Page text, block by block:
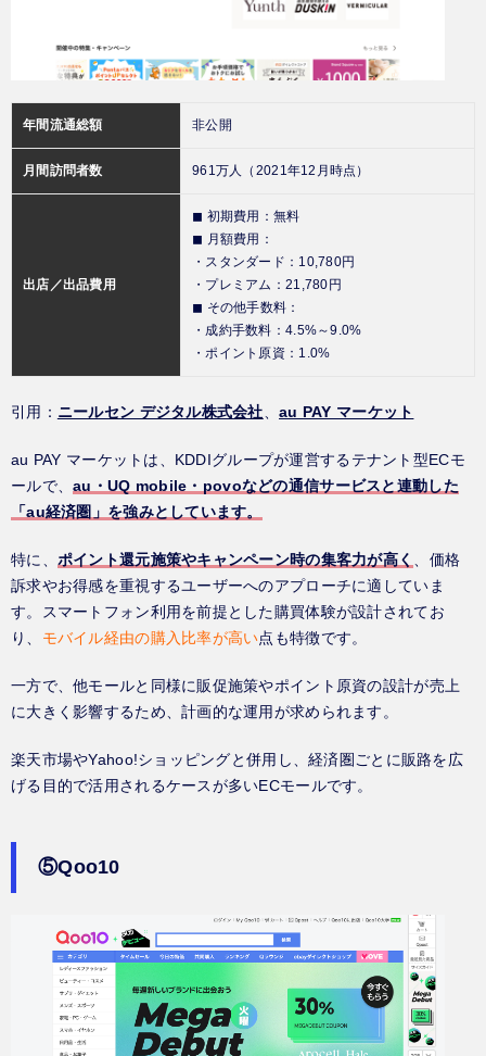
年間流通総額 非公開
月間訪問者数 961万人（2021年12月時点）
出店／出品費用
◼︎ 初期費用：無料
◼︎ 月額費用：
・スタンダード：10,780円
・プレミアム：21,780円
◼︎ その他手数料：
・成約手数料：4.5%～9.0%
・ポイント原資：1.0%
引用： ニールセン デジタル株式会社 、au PAY マーケット
au PAY マーケットは、KDDIグループが運営するテナント型ECモ
ールで、au・UQ mobile・povoなどの通信サービスと連動した
「au経済圏」を強みとしています。
特に、 ポイント還元施策やキャンペーン時の集客力が高く
、価格
訴求やお得感を重視するユーザーへのアプローチに適していま
す。スマートフォン利用を前提とした購買体験が設計されてお
り、 モバイル経由の購入比率が高い点も特徴です。
一方で、他モールと同様に販促施策やポイント原資の設計が売上
に大きく影響するため、計画的な運用が求められます。
楽天市場やYahoo!ショッピングと併用し、経済圏ごとに販路を広
げる目的で活用されるケースが多いECモールです。
⑤Qoo10